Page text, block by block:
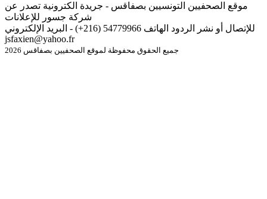
موقع الصحفيين التونسيين بصفاقس - جريدة الكترونية تصدر عن
شركة جسور للإعلانات
للإتصال أو نشر الردود الهاتف 54779966 (216+) - البريد الإلكتروني
jsfaxien@yahoo.fr
جميع الحقوق محفوظة لموقع الصحفيين بصفاقس 2026